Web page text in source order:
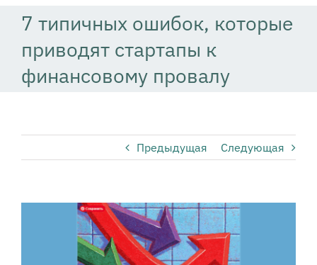
7 типичных ошибок, которые
приводят стартапы к
финансовому провалу
Предыдущая Следующая